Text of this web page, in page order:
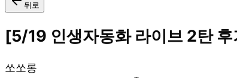
뒤로
[5/19 인생자동화 라이브 2
쏘쏘롱